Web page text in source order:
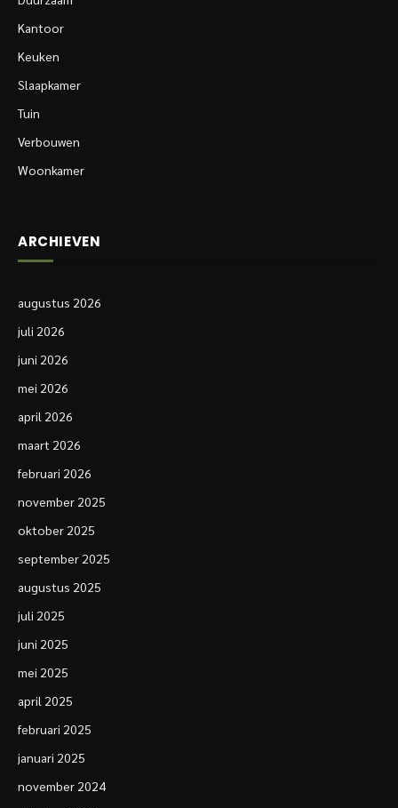
Kantoor
Keuken
Slaapkamer
Tuin
Verbouwen
Woonkamer
ARCHIEVEN
augustus 2026
juli 2026
juni 2026
mei 2026
april 2026
maart 2026
februari 2026
november 2025
oktober 2025
september 2025
augustus 2025
juli 2025
juni 2025
mei 2025
april 2025
februari 2025
januari 2025
november 2024